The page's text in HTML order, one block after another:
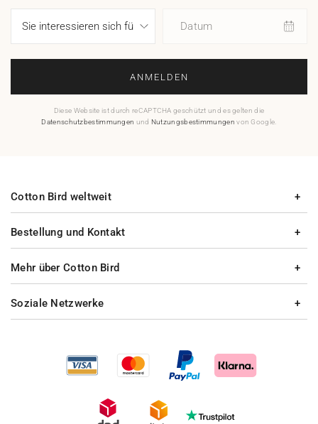
Datum
ANMELDEN
Diese Website ist durch reCAPTCHA geschützt und es gelten die
Datenschutzbestimmungen und Nutzungsbestimmungen von Google.
Bestellung und Kontakt
Mehr über Cotton Bird
Cotton Bird weltweit
Soziale Netzwerke